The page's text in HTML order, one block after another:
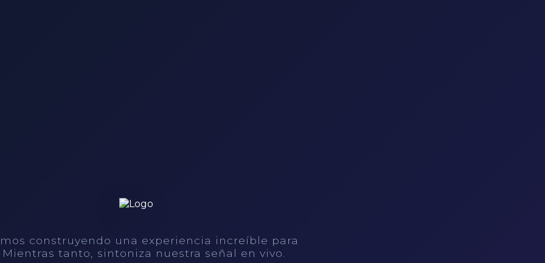
construyendo una experiencia increíble para
tanto, sintoniza nuestra señal en vivo.